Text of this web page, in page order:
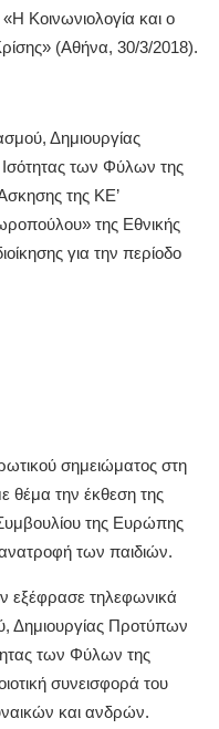
Κοινωνιολογία και ο
(Αθήνα, 30/3/2018).
Δημιουργίας
των Φύλων της
της ΚΕ’
της Εθνικής
για την περίοδο
σημειώματος στη
θέμα την έκθεση της
της Ευρώπης
των παιδιών.
τηλεφωνικά
Δημιουργίας Προτύπων
των Φύλων της
συνεισφορά του
και ανδρών.